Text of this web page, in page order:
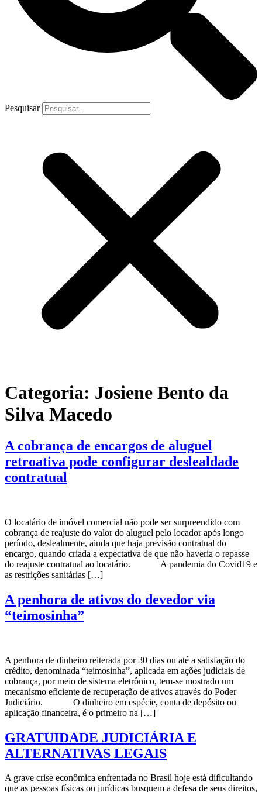
Pesquisar
Categoria: Josiene Bento da
Silva Macedo
A cobrança de encargos de aluguel
retroativa pode configurar deslealdade
contratual
O locatário de imóvel comercial não pode ser surpreendido com
cobrança de reajuste do valor do aluguel pelo locador após longo
período, deslealmente, ainda que haja previsão contratual do
encargo, quando criada a expectativa de que não haveria o repasse
do reajuste contratual ao locatário. A pandemia do Covid19 e
as restrições sanitárias […]
A penhora de ativos do devedor via
“teimosinha”
A penhora de dinheiro reiterada por 30 dias ou até a satisfação do
crédito, denominada “teimosinha”, aplicada em ações judiciais de
cobrança, por meio de sistema eletrônico, tem-se mostrado um
mecanismo eficiente de recuperação de ativos através do Poder
Judiciário. O dinheiro em espécie, conta de depósito ou
aplicação financeira, é o primeiro na […]
GRATUIDADE JUDICIÁRIA E
ALTERNATIVAS LEGAIS
A grave crise econômica enfrentada no Brasil hoje está dificultando
que as pessoas físicas ou jurídicas busquem a defesa de seus direitos,